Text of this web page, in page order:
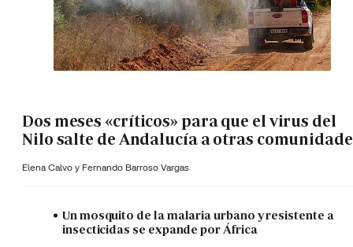
Dos meses «críticos» para que el virus del
Nilo salte de Andalucía a otras
Elena Calvo y Fernando Barroso Vargas
Un mosquito de la malaria urbano y resistente a
insecticidas se expande por África